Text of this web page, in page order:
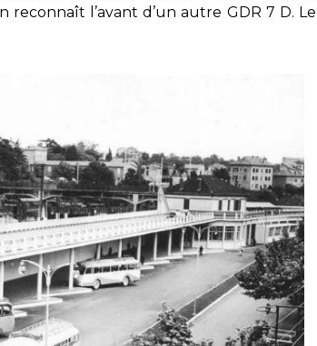
l’avant d’un autre GDR 7 D. Le